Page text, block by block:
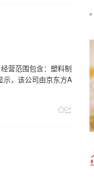
：下属公司中标阿
易购：拟公开挂牌出
10亿元，用于食品制
集团：DSC158A片药
华微：自5月20日起
”。*ST声迅：5月20
营范围包含：塑料制
示，该公司由京东方A